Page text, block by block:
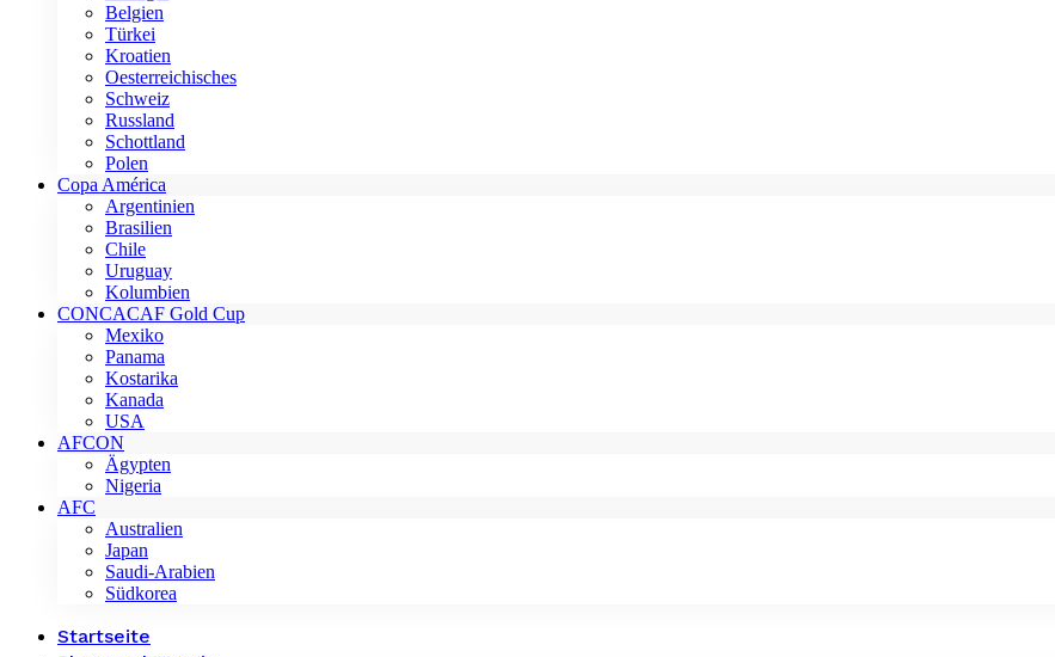
Belgien
Türkei
Kroatien
Oesterreichisches
Schweiz
Russland
Schottland
Polen
Copa América
Argentinien
Brasilien
Chile
Uruguay
Kolumbien
CONCACAF Gold Cup
Mexiko
Panama
Kostarika
Kanada
USA
AFCON
Ägypten
Nigeria
AFC
Australien
Japan
Saudi-Arabien
Südkorea
Startseite